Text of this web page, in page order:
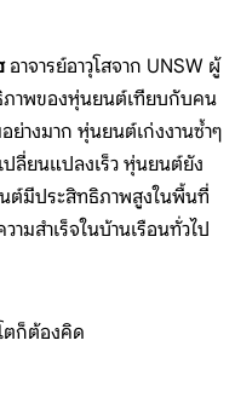
อาจารย์อาวุโสจาก UNSW ผู้
าพของหุ่นยนต์เทียบกับคน
างมาก หุ่นยนต์เก่งงานซ้ำๆ
ลี่ยนแปลงเร็ว หุ่นยนต์ยัง
ต์มีประสิทธิภาพสูงในพื้นที่
มสำเร็จในบ้านเรือนทั่วไป
ตก็ต้องคิด